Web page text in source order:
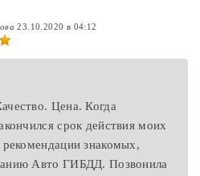
23.10.2020 в 04:12
Цена. Когда
срок действия моих
знакомых,
Авто ГИБДД. Позвонила